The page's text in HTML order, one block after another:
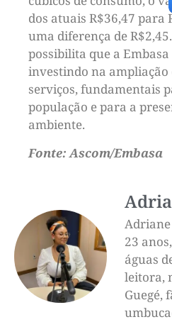
dos atuais R$36,47 para
uma diferença de
possibilita que a
investindo na ampliação
serviços, fundamentais
população e para a
ambiente.
Fonte: Ascom/Embasa
23
águas
leitora,
Guegé,